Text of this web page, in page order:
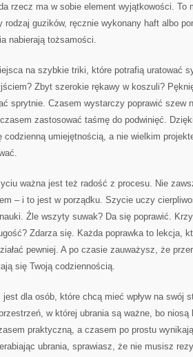
rzecz ma w sobie element wyjątkowości. To
rodzaj guzików, ręcznie wykonany haft albo
nabierają tożsamości.
na szybkie triki, które potrafią uratować
Zbyt szerokie rękawy w koszuli?
sprytnie. Czasem wystarczy poprawić szew
zastosować taśmę do podwinięć.
codzienną umiejętnością, a nie wielkim
ważna jest też radość z procesu. Nie
– i to jest w porządku. Szycie uczy
Źle wszyty suwak? Da się poprawić.
Zdarza się. Każda poprawka to lekcja,
pewniej. A po czasie zauważysz, że
się Twoją codziennością.
jest dla osób, które chcą mieć wpływ na swój
w której ubrania są ważne, bo
praktyczną, a czasem po prostu
ubrania, sprawiasz, że nie musisz